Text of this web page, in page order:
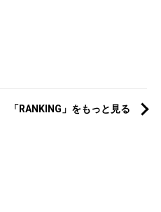
「RANKING」をもっと見る